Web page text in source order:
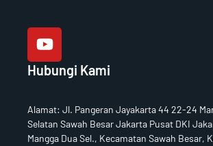
o
u
t
u
e
Hubungi Kami
Alamat: Jl. Pangeran Jayakarta 44 22-24
Selatan Sawah Besar Jakarta Pusat DKI
Mangga Dua Sel., Kecamatan Sawah Besar,